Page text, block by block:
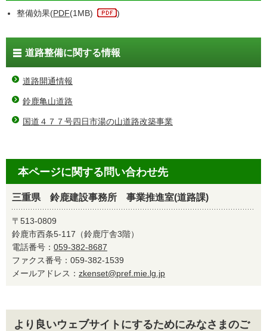
整備効果(PDF(1MB) )
道路整備に関する情報
道路開通情報
鈴鹿亀山道路
国道４７７号四日市湯の山道路改築事業
本ページに関する問い合わせ先
三重県 鈴鹿建設事務所 事業推進室(道路課)
〒513-0809
鈴鹿市西条5-117（鈴鹿庁舎3階）
電話番号： 059-382-8687
ファクス番号：059-382-1539
メールアドレス： zkenset@pref.mie.lg.jp
より良いウェブサイトにするためにみなさまのご